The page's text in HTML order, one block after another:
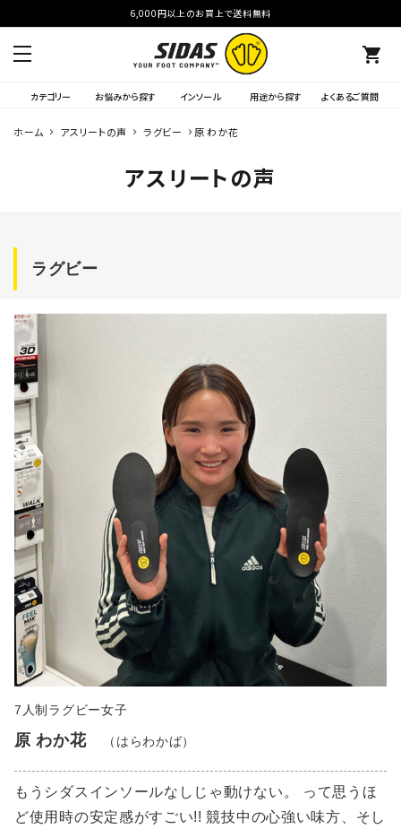
6,000円以上のお買上で送料無料
shopping_cart
カテゴリー お悩みから探す インソール 用途から探す よくあるご質問
ホーム アスリートの声 ラグビー 原 わか花
アスリートの声
ラグビー
7人制ラグビー女子
原 わか花 （はらわかば）
もうシダスインソールなしじゃ動けない。 って思うほ
ど使用時の安定感がすごい!! 競技中の心強い味方、そし